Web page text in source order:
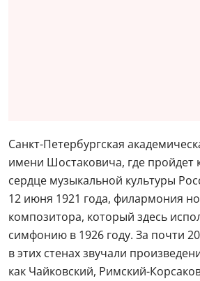
Санкт-Петербургская
имени Шостаковича, где пройдет
сердце музыкальной культуры
12 июня 1921 года, филармония
композитора, который здесь
симфонию в 1926 году. За почти
в этих стенах звучали
как Чайковский, Римский-